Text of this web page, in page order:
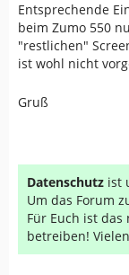
Entsprechende
beim Zumo 550
"restlichen"
ist wohl nicht
Gruß
Datenschutz ist
Um das Forum
Für Euch ist
betreiben!